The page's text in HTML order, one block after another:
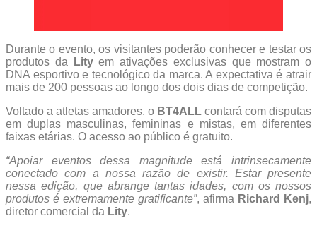
Durante o evento, os visitantes poderão conhecer e testar os
produtos da
Lityem ativações exclusivas que mostram o
DNA esportivo e tecnológico da marca. A expectativa é atrair
mais de 200 pessoas ao longo dos dois dias de competição.
Voltado a atletas amadores, o BT4ALL contará com disputas
em duplas masculinas, femininas e mistas, em diferentes
faixas etárias. O acesso ao público é gratuito.
“Apoiar eventos dessa magnitude está intrinsecamente
conectado com a nossa razão de existir. Estar presente
nessa edição, que abrange tantas idades, com os nossos
produtos é extremamente gratificante”, afirma Richard Kenj,
diretor comercial da Lity.